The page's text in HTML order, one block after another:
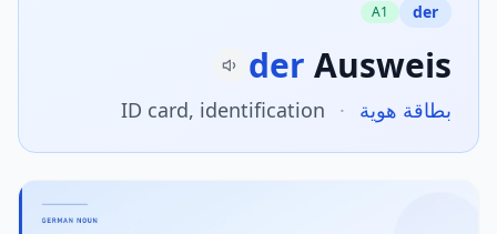
der
A1
der Ausweis
بطاقة هوية ·
ID card, identification